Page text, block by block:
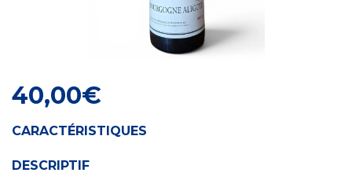
40,00€
CARACTÉRISTIQUES
DESCRIPTIF